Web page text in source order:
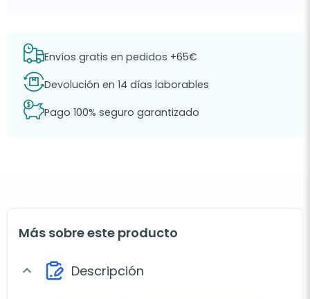
Envíos gratis en pedidos +65€
Devolución en 14 días laborables
Pago 100% seguro garantizado
Más sobre este producto
expand_more Descripción